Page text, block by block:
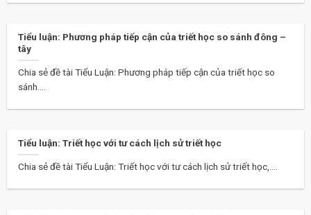
Tiểu luận: Phương pháp tiếp cận của triết học so sánh đông –
tây
Chia sẻ đề tài Tiểu Luận: Phương pháp tiếp cận của triết học so
sánh....
Tiểu luận: Triết học với tư cách lịch sử triết học
Chia sẻ đề tài Tiểu Luận: Triết học với tư cách lịch sử triết học,....